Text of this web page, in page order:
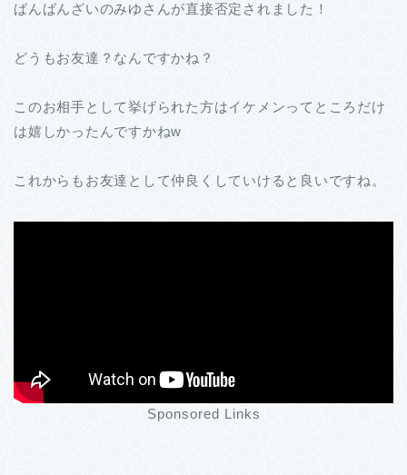
ばんばんざいのみゆさんが直接否定されました！
どうもお友達？なんですかね？
このお相手として挙げられた方はイケメンってところだけ
は嬉しかったんですかねw
これからもお友達として仲良くしていけると良いですね。
Sponsored Links